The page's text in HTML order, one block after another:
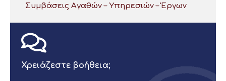
Συμβάσεις Αγαθών – Υπηρεσιών – Έργων
Χρειάζεστε βοήθεια;